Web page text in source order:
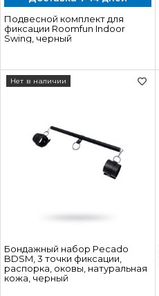
Подвесной комплект для
фиксации Roomfun Indoor
Swing, черный
Бондажный набор Pecado
BDSM, 3 точки фиксации,
распорка, оковы, натуральная
кожа, черный
Нет в наличии